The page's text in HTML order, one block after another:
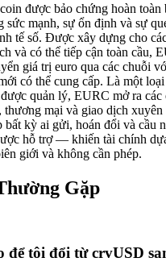
được bảo chứng hoàn toàn
sức mạnh, sự ổn định và sự
tế số. Được xây dựng cho
và có thể tiếp cận toàn cầu,
giá trị euro qua các chuỗi
có thể cung cấp. Là một
quản lý, EURC mở ra các
thương mại và giao dịch xuyên
bất kỳ ai gửi, hoán đổi và cầu
hỗ trợ — khiến tài chính
giới và không cần phép.
Gặp
để tôi đổi từ crvUSD